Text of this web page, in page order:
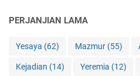
PERJANJIAN LAMA
Yesaya (62) Mazmur (55)
Kejadian (14) Yeremia (12)